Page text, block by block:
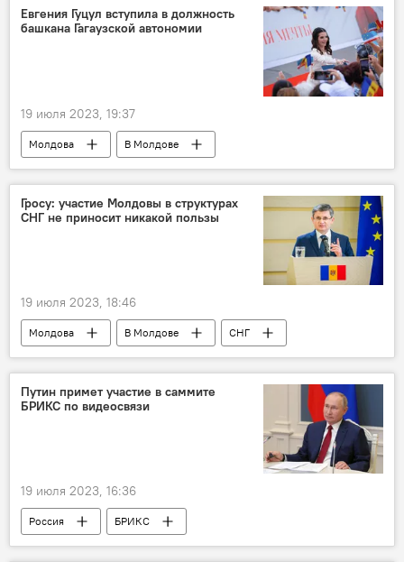
Евгения Гуцул вступила в должность
башкана Гагаузской автономии
19 июля 2023, 19:37
Молдова
В Молдове
Евгения Гуцул
Гагаузия
Гросу: участие Молдовы в структурах
СНГ не приносит никакой пользы
19 июля 2023, 18:46
Молдова В Молдове
СНГ
Игорь Гросу
Путин примет участие в саммите
БРИКС по видеосвязи
19 июля 2023, 16:36
Россия БРИКС